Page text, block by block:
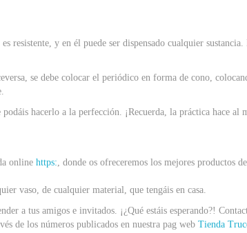
y en él puede ser dispensado cualquier sustancia.
se debe colocar el periódico en forma de cono,
hacerlo a la perfección. ¡Recuerda, la práctica hace al
online https: , donde os ofreceremos los mejores productos
vaso, de cualquier material, que tengáis en casa.
a tus amigos e invitados. ¡¿Qué estáis esperando?!
de los números publicados en nuestra pag web Tienda